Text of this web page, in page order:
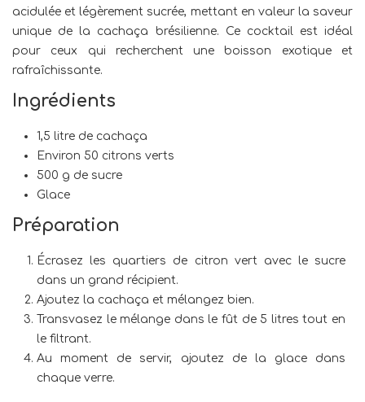
acidulée et légèrement sucrée, mettant en valeur la saveur
unique de la cachaça brésilienne. Ce cocktail est idéal
pour ceux qui recherchent une boisson exotique et
rafraîchissante.
Ingrédients
1,5 litre de cachaça
Environ 50 citrons verts
500 g de sucre
Glace
Préparation
Écrasez les quartiers de citron vert avec le sucre
dans un grand récipient.
Ajoutez la cachaça et mélangez bien.
Transvasez le mélange dans le fût de 5 litres tout en
le filtrant.
Au moment de servir, ajoutez de la glace dans
chaque verre.